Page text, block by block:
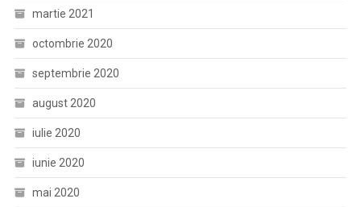
martie 2021
octombrie 2020
septembrie 2020
august 2020
iulie 2020
iunie 2020
mai 2020